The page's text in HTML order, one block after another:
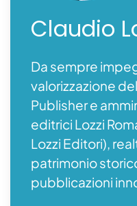
Claudio
Da sempre
valorizzazione
Publisher e
editrici Lozzi
Lozzi Editori),
patrimonio
pubblicazioni